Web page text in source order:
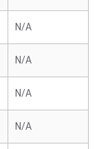
N/A
N/A
N/A
N/A